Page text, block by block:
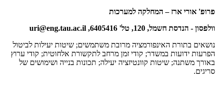
פרופ' אורי ארז – המחלקה למערכות
וולפסון - הנדסת חשמל, 120, טל' 6405416,
uri@eng.tau.ac.il
נושאים בתורת האינפורמציה מרובת משתמשים; שיטות יעילות לביטול
הפרעות ידועות במשדר; קודי זמן מרחב לתקשורת אלחוטית; קודי ערוץ
באורך משתנה; שיטות קוונטיזציה יעילה; תכונות בנייה ושימושים של
סריגים.